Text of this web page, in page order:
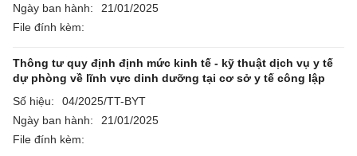
Ngày ban hành:
21/01/2025
File đính kèm:
Thông tư quy định định mức kinh tế - kỹ thuật dịch vụ y tế
dự phòng về lĩnh vực dinh dưỡng tại cơ sở y tế công lập
Số hiệu:
04/2025/TT-BYT
Ngày ban hành:
21/01/2025
File đính kèm: